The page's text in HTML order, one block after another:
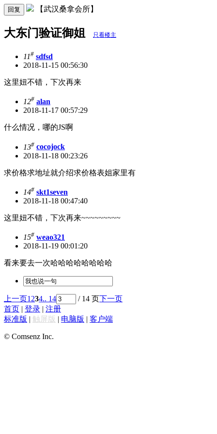
回复 【武汉桑拿会所】
大东门验证御姐 只看楼主
11# sdfsd
2018-11-15 00:56:30
这里妞不错，下次再来
12# alan
2018-11-17 00:57:29
什么情况，哪的JS啊
13# cocojock
2018-11-18 00:23:26
求价格求地址就介绍求价格表姐家里有
14# skt1seven
2018-11-18 00:47:40
这里妞不错，下次再来~~~~~~~~~
15# weao321
2018-11-19 00:01:20
看来要去一次哈哈哈哈哈哈哈哈
上一页 1234.. 14 / 14 页
下一页
首页
登录
注册
标准版
触屏版 电脑版 客户端
© Comsenz Inc.